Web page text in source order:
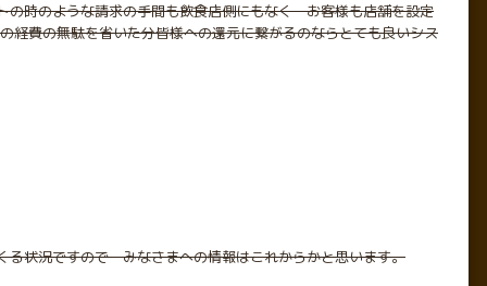
の時のような請求の手間も飲食店側にもなく お客様も店舗を設定
経費の無駄を省いた分皆様への還元に繋がるのならとても良いシス
状況ですので みなさまへの情報はこれからかと思います。